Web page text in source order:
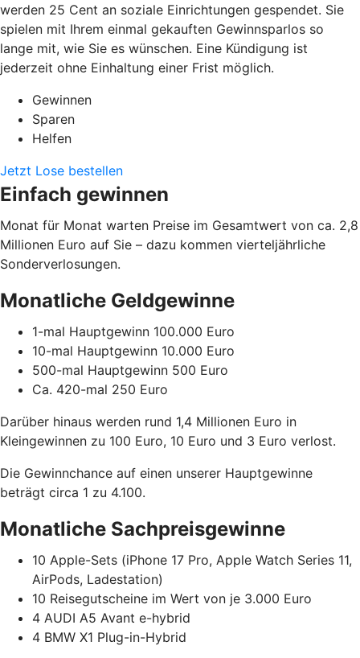
werden 25 Cent an soziale Einrichtungen gespendet. Sie
spielen mit Ihrem einmal gekauften Gewinnsparlos so
lange mit, wie Sie es wünschen. Eine Kündigung ist
jederzeit ohne Einhaltung einer Frist möglich.
Gewinnen
Sparen
Helfen
Jetzt Lose bestellen
Einfach gewinnen
Monat für Monat warten Preise im Gesamtwert von ca. 2,8
Millionen Euro auf Sie – dazu kommen vierteljährliche
Sonderverlosungen.
Monatliche Geldgewinne
1-mal Hauptgewinn 100.000 Euro
10-mal Hauptgewinn 10.000 Euro
500-mal Hauptgewinn 500 Euro
Ca. 420-mal 250 Euro
Darüber hinaus werden rund 1,4 Millionen Euro in
Kleingewinnen zu 100 Euro, 10 Euro und 3 Euro verlost.
Die Gewinnchance auf einen unserer Hauptgewinne
beträgt circa 1 zu 4.100.
Monatliche Sachpreisgewinne
10 Apple-Sets (iPhone 17 Pro, Apple Watch Series 11,
AirPods, Ladestation)
10 Reisegutscheine im Wert von je 3.000 Euro
4 AUDI A5 Avant e-hybrid
4 BMW X1 Plug-in-Hybrid